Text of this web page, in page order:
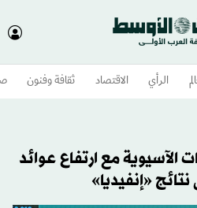
الرأي الاقتصاد ثقافة وفنون
مع ارتفاع عوائد
«إنفيديا»